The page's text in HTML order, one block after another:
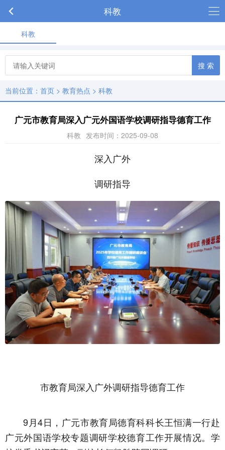
科教
科教
搜 索
当前位置： 首页 > 教育热点 > 科教
广元市教育局深入广元外国语学校调研指导德育工作
科教 发布时间：2025-09-08
深入广外
调研指导
市教育局深入广外调研指导德育工作
9月4日，广元市教育局德育科科长王恒满一行赴
广元外国语学校专题调研学校德育工作开展情况。学